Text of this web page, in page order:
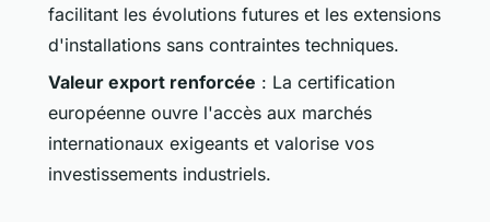
facilitant les évolutions futures et les extensions
d'installations sans contraintes techniques.
Valeur export renforcée : La certification
européenne ouvre l'accès aux marchés
internationaux exigeants et valorise vos
investissements industriels.